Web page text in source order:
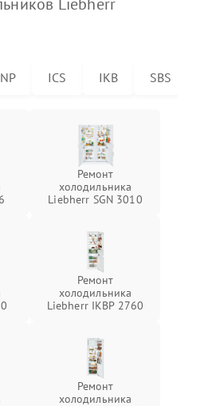
ICS IKB SBS
Ремонт
холодильника
Liebherr SGN 3010
Ремонт
холодильника
Liebherr IKBP 2760
Ремонт
холодильника